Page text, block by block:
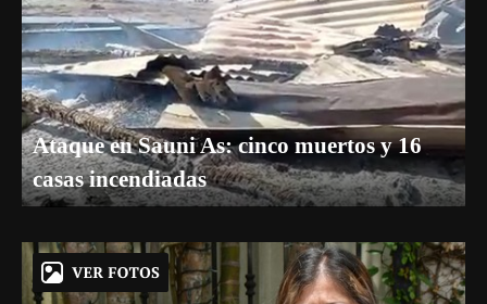
Ataque en Sauni As: cinco muertos y 16
casas incendiadas